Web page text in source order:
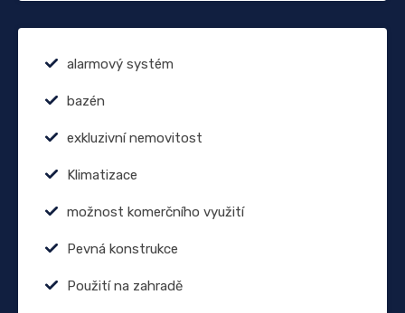
alarmový systém
bazén
exkluzivní nemovitost
Klimatizace
možnost komerčního využití
Pevná konstrukce
Použití na zahradě